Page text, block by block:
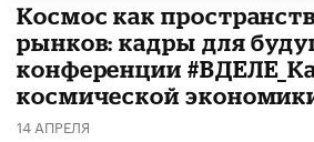
Космос как
рынков: кадры для
конференции
космической
14 АПРЕЛЯ